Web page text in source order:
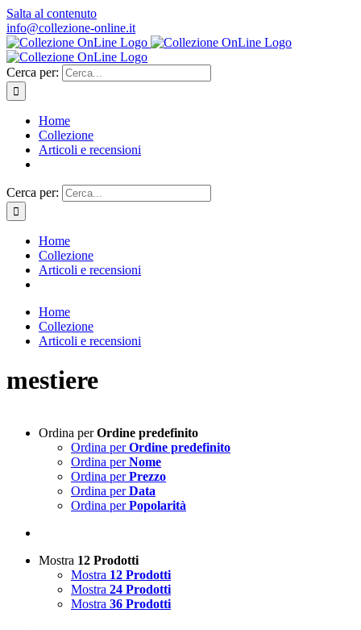
Salta al contenuto
info@collezione-online.it
Cerca per:
Home
Collezione
Articoli e recensioni
Cerca per:
Home
Collezione
Articoli e recensioni
Home
Collezione
Articoli e recensioni
mestiere
Ordina perOrdine predefinito
Ordina perOrdine predefinito
Ordina perNome
Ordina perPrezzo
Ordina perData
Ordina perPopolarità
Mostra 12 Prodotti
Mostra 12 Prodotti
Mostra 24 Prodotti
Mostra 36 Prodotti